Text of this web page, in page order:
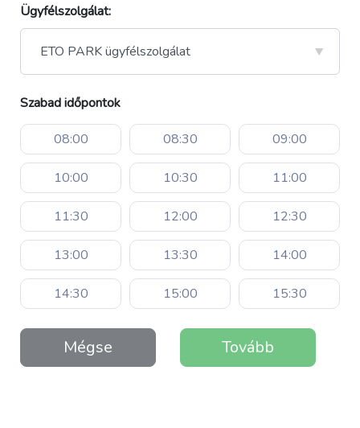
Ügyfélszolgálat:
Szabad időpontok
08:00 08:30 09:00
10:00 10:30 11:00
11:30 12:00 12:30
13:00 13:30 14:00
14:30 15:00 15:30
Mégse Tovább